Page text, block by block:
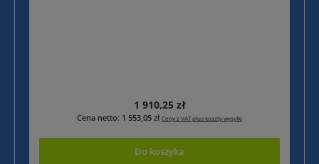
Cena regularna:
1 910,25 zł
Cena netto: 1 553,05 zł Ceny z VAT plus koszty wysyłki
Do koszyka